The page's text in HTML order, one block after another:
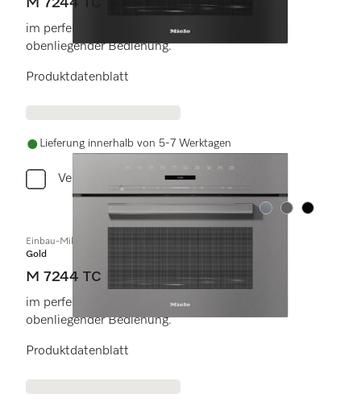
M 7244 TC
im perfekt kombinierbaren Design mit
obenliegender Bedienung.
Produktdatenblatt
Lieferung innerhalb von 5-7 Werktagen
Vergleichen
Farbe:Farbe:Farbe:
Einbau-Mikrowellengerät
Gold
M 7244 TC
im perfekt kombinierbaren Design mit
obenliegender Bedienung.
Produktdatenblatt